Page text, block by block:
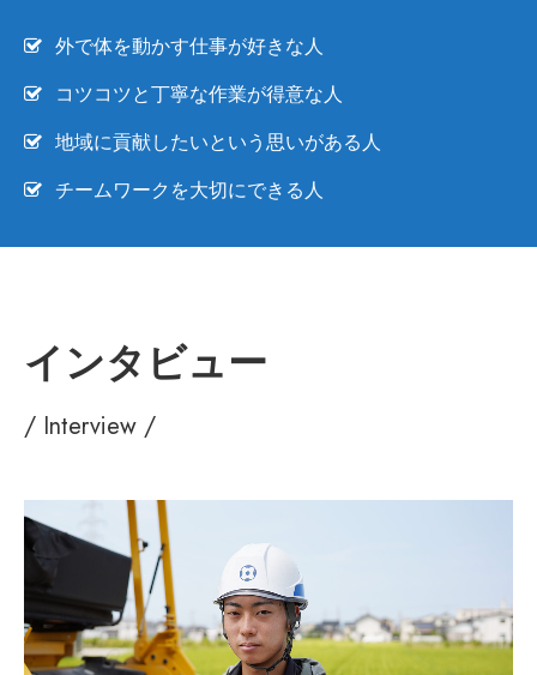
外で体を動かす仕事が好きな人
コツコツと丁寧な作業が得意な人
地域に貢献したいという思いがある人
チームワークを大切にできる人
インタビュー
/ Interview /